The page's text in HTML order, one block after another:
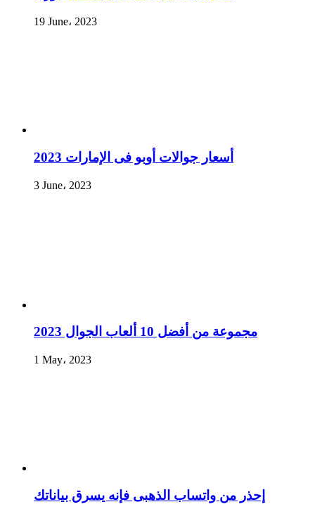
19 June، 2023
أسعار جوالات أوبو فى الإمارات 2023
3 June، 2023
مجموعة من أفضل 10 ألعاب الجوال 2023
1 May، 2023
إحذر من واتساب الذهبى فإنه يسرق بياناتك